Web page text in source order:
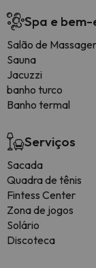
Spa e
Salão de
Sauna
Jacuzzi
banho turco
Banho termal
Serviços
Sacada
Quadra de tênis
Fintess Center
Zona de jogos
Solário
Discoteca